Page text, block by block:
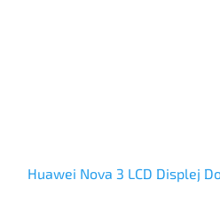
Huawei Nova 3 LCD Displej